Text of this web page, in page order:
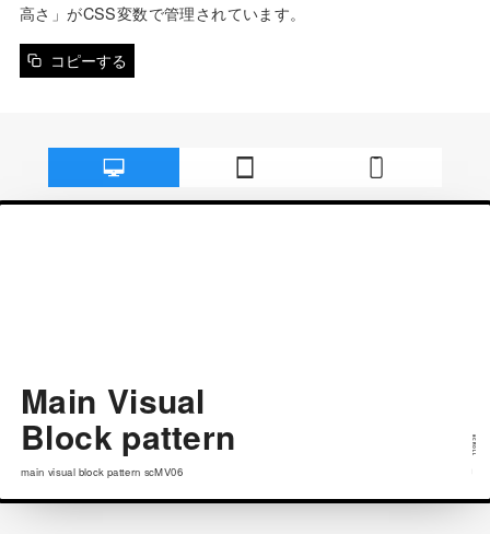
高さ」がCSS変数で管理されています。
コピーする